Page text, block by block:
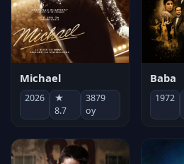
Michael
2026
★
8.7
3879
oy
Baba
1972